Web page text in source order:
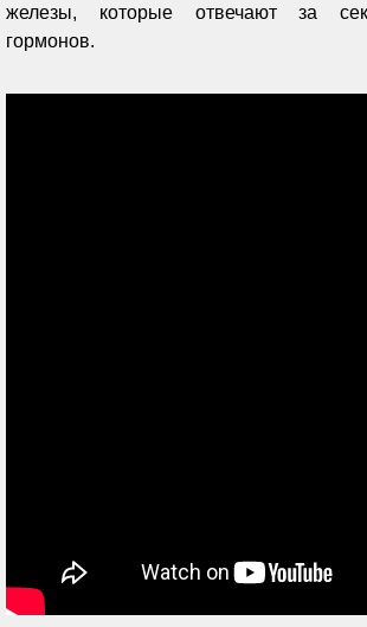
железы, которые отвечают за
гормонов.